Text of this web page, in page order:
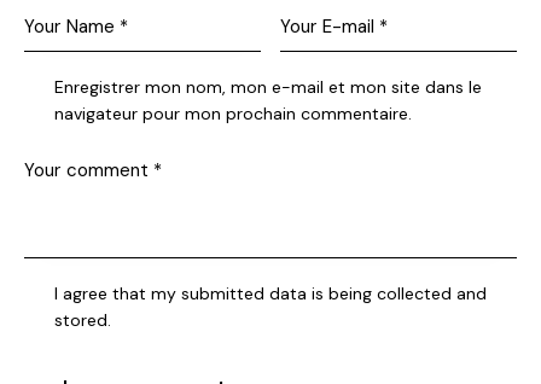
Enregistrer mon nom, mon e-mail et mon site dans le
navigateur pour mon prochain commentaire.
I agree that my submitted data is being collected and
stored.